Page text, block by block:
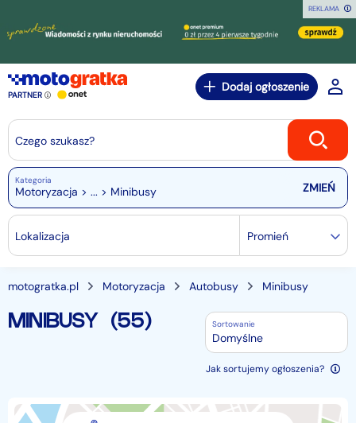
REKLAMA
PARTNER
Dodaj ogłoszenie
Czego szukasz?
Kategoria
Motoryzacja > ... > Minibusy
Lokalizacja Promień
motogratka.pl Motoryzacja Autobusy Minibusy
MINIBUSY (55) Sortowanie
Domyślne
Jak sortujemy ogłoszenia?